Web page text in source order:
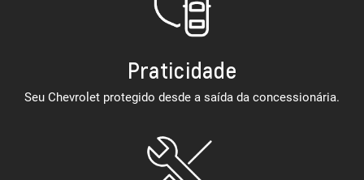
Praticidade
Seu Chevrolet protegido desde a saída da concessionária.